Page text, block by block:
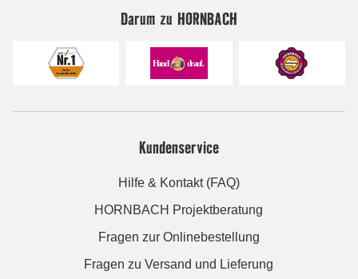
Darum zu HORNBACH
Kundenservice
Hilfe & Kontakt (FAQ)
HORNBACH Projektberatung
Fragen zur Onlinebestellung
Fragen zu Versand und Lieferung